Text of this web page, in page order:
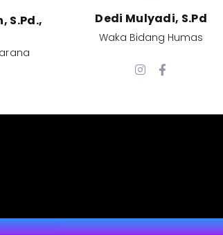
S.Pd.,
Dedi Mulyadi, S.Pd​
Waka Bidang Humas